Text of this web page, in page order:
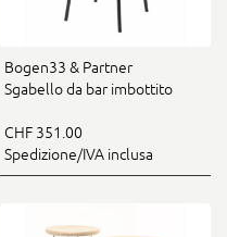
Bogen33 & Partner
Sgabello da bar imbottito
CHF 351.00
Spedizione/IVA inclusa